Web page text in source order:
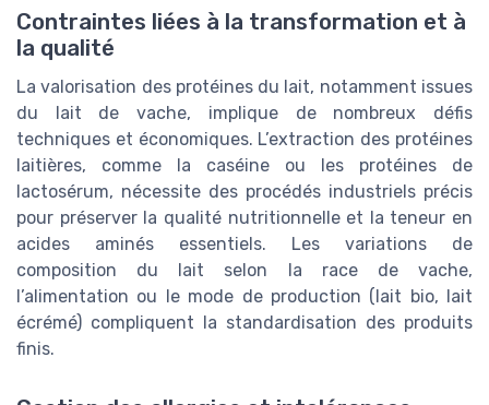
Contraintes liées à la transformation et à
la qualité
La valorisation des protéines du lait, notamment issues
du lait de vache, implique de nombreux défis
techniques et économiques. L’extraction des protéines
laitières, comme la caséine ou les protéines de
lactosérum, nécessite des procédés industriels précis
pour préserver la qualité nutritionnelle et la teneur en
acides aminés essentiels. Les variations de
composition du lait selon la race de vache,
l’alimentation ou le mode de production (lait bio, lait
écrémé) compliquent la standardisation des produits
finis.